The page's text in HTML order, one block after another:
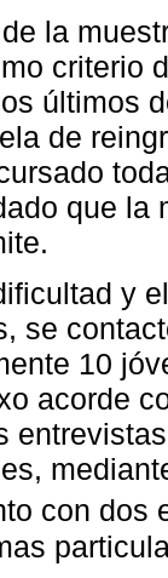
la
criterio
últimos
de
que la
y
se
10
acorde
con dos